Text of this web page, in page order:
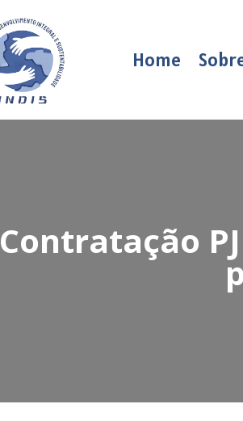
Home
Contratação